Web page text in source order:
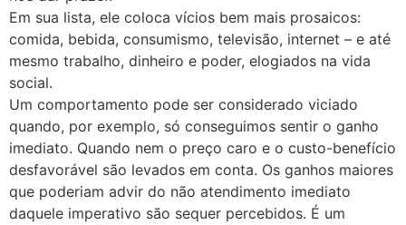
Em sua lista, ele coloca vícios bem mais prosaicos:
comida, bebida, consumismo, televisão, internet – e até
mesmo trabalho, dinheiro e poder, elogiados na vida
social.
Um comportamento pode ser considerado viciado
quando, por exemplo, só conseguimos sentir o ganho
imediato. Quando nem o preço caro e o custo-benefício
desfavorável são levados em conta. Os ganhos maiores
que poderiam advir do não atendimento imediato
daquele imperativo são sequer percebidos. É um